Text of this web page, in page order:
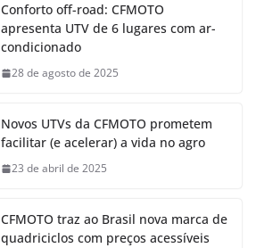
Conforto off-road: CFMOTO
apresenta UTV de 6 lugares com ar-
condicionado
28 de agosto de 2025
Novos UTVs da CFMOTO prometem
facilitar (e acelerar) a vida no agro
23 de abril de 2025
CFMOTO traz ao Brasil nova marca de
quadriciclos com preços acessíveis